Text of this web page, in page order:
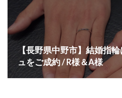
【長野県中野市】結婚指
ュをご成約 / R様＆A様